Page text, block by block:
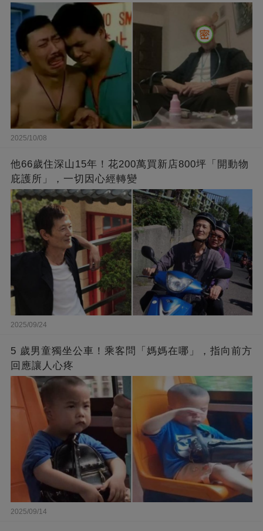
2025/10/08
他66歲住深山15年！花200萬買新店800坪「開動物
庇護所」，一切因心經轉變
2025/09/24
5 歲男童獨坐公車！乘客問「媽媽在哪」，指向前方
回應讓人心疼
2025/09/14